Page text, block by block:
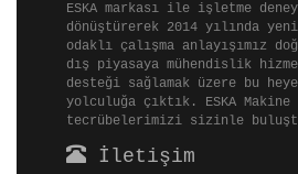
ESKA markası ile işletme
dönüştürerek 2014 yılında
odaklı çalışma anlayışımız
dış piyasaya mühendislik
desteği sağlamak üzere bu
yolculuğa çıktık. ESKA
tecrübelerimizi sizinle
İletişim